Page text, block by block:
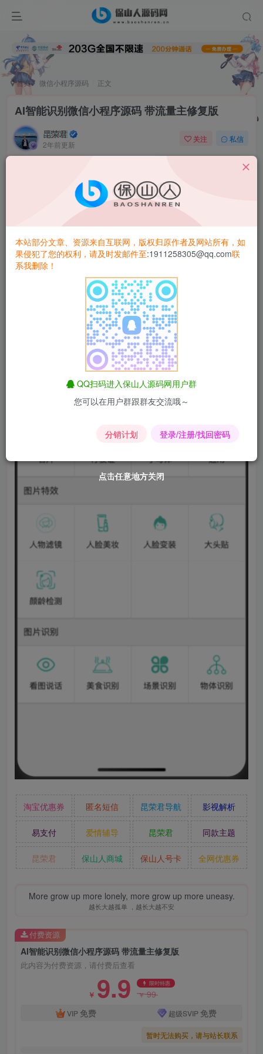
首页 微信小程序源码 正文
AI智能识别微信小程序源码 带流量主修复版
昆荣君
2年前更新
关注 私信
AI智能识别微信小程序源码带流量主功能。
基于腾讯云ocr识别接口做的识别工具(自动识别图片、证
件、车牌等)。全开源无加密修复版。
需要接入腾讯ocr识别，添加api.ai.qq.com到合法域名
淘宝优惠券 匿名短信 昆荣君导航 影视解析
易支付 爱情辅导 昆荣君 同款主题
昆荣君 保山人商城 保山人号卡 全网优惠券
More grow up more lonely, more grow up more uneasy.
越长大越孤单 ，越长大越不安
AI智能识别微信小程序源码 带流量主修复版
此内容为付费资源，请付费后查看
￥ 9.9 限时特惠
￥99
VIP 免费 超级SVIP 免费
暂时无法购买，请与站长联系
付费资源
点击任意地方关闭
点击任意地方关闭
点击任意地方关闭
点击任意地方关闭
点击任意地方关闭
点击任意地方关闭
本站部分文章、资源来自互联网，版权归原作者及网站所有，如
果侵犯了您的权利，请及时发邮件至:1911258305@qq.com联
系我删除！
QQ扫码进入保山人源码网用户群
您可以在用户群跟群友交流哦～
分销计划 登录/注册/找回密码